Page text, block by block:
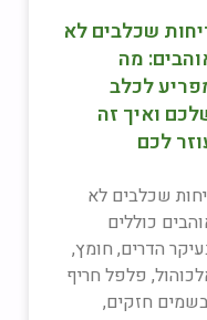
שכלבים לא
מה
לכלב
ואיך זה
לכם
שכלבים לא
כוללים
הדרים, חומץ,
פלפל חריף
חזקים,